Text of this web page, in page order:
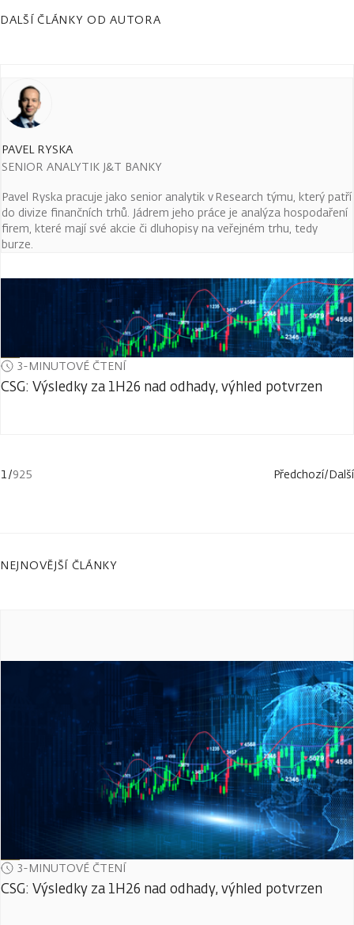
DALŠÍ ČLÁNKY OD AUTORA
PAVEL RYSKA
SENIOR ANALYTIK J&T BANKY
Pavel Ryska pracuje jako senior analytik v Research týmu, který patří
do divize finančních trhů. Jádrem jeho práce je analýza hospodaření
firem, které mají své akcie či dluhopisy na veřejném trhu, tedy
burze.
3-MINUTOVÉ ČTENÍ
CSG: Výsledky za 1H26 nad odhady, výhled potvrzen
1/925 Předchozí/Další
NEJNOVĚJŠÍ ČLÁNKY
3-MINUTOVÉ ČTENÍ
CSG: Výsledky za 1H26 nad odhady, výhled potvrzen